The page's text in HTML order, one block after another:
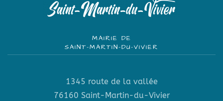
MAIRIE DE
SAINT-MARTIN-DU-VIVIER
1345 route de la vallée
76160 Saint-Martin-du-Vivier